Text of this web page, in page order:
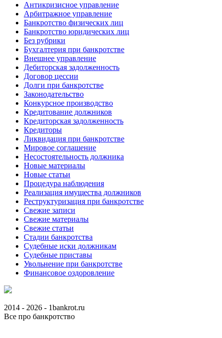
Антикризисное управление
Арбитражное управление
Банкротство физических лиц
Банкротство юридических лиц
Без рубрики
Бухгалтерия при банкротстве
Внешнее управление
Дебиторская задолженность
Договор цессии
Долги при банкротстве
Законодательство
Конкурсное производство
Кредитование должников
Кредиторская задолженность
Кредиторы
Ликвидация при банкротстве
Мировое соглашение
Несостоятельность должника
Новые материалы
Новые статьи
Процедура наблюдения
Реализация имущества должников
Реструктуризация при банкротстве
Свежие записи
Свежие материалы
Свежие статьи
Стадии банкротства
Судебные иски должникам
Судебные приставы
Увольнение при банкротстве
Финансовое оздоровление
2014 - 2026 - 1bankrot.ru
Все про банкротство